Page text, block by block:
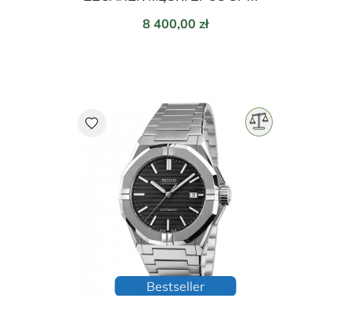
Cena
8 400,00 zł
Bestseller
favorite